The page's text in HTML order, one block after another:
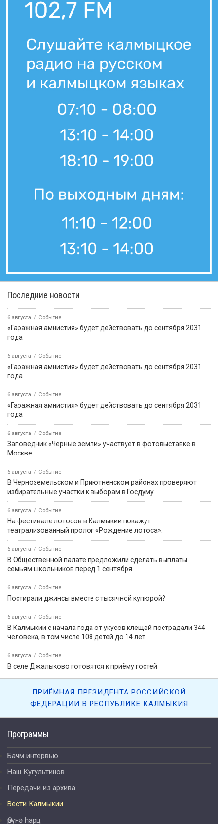
Программы
Бачм интервью.
Наш Кугультинов
Передачи из архива
Вести Калмыкии
Өрүнә һарц
Последние новости
6 августа Событие
«Гаражная амнистия» будет действовать до сентября 2031
года
6 августа Событие
«Гаражная амнистия» будет действовать до сентября 2031
года
6 августа Событие
«Гаражная амнистия» будет действовать до сентября 2031
года
6 августа Событие
Заповедник «Черные земли» участвует в фотовыставке в
Москве
6 августа Событие
В Черноземельском и Приютненском районах проверяют
избирательные участки к выборам в Госдуму
6 августа Событие
На фестивале лотосов в Калмыкии покажут
театрализованный пролог «Рождение лотоса».
6 августа Событие
В Общественной палате предложили сделать выплаты
семьям школьников перед 1 сентября
6 августа Событие
Постирали джинсы вместе с тысячной купюрой?
6 августа Событие
В Калмыкии с начала года от укусов клещей пострадали 344
человека, в том числе 108 детей до 14 лет
6 августа Событие
В селе Джалыково готовятся к приёму гостей
ПРИЁМНАЯ ПРЕЗИДЕНТА РОССИЙСКОЙ
ФЕДЕРАЦИИ В РЕСПУБЛИКЕ КАЛМЫКИЯ